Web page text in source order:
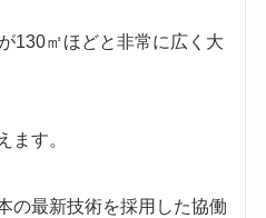
130㎡ほどと非常に広く大
ます。
の最新技術を採用した協働